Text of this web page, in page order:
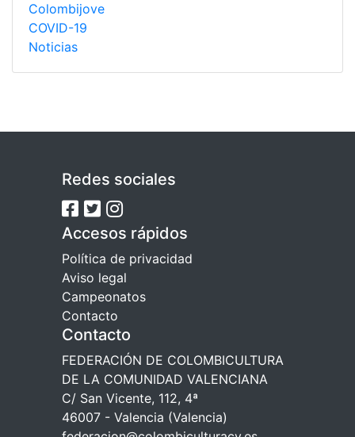
Colombijove
COVID-19
Noticias
Redes sociales
Accesos rápidos
Política de privacidad
Aviso legal
Campeonatos
Contacto
Contacto
FEDERACIÓN DE COLOMBICULTURA
DE LA COMUNIDAD VALENCIANA
C/ San Vicente, 112, 4ª
46007 - Valencia (Valencia)